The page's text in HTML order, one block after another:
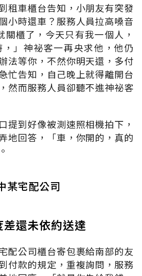
租車櫃台告知，小朋友有突發
小時還車？服務人員拉高嗓音
關櫃了，今天只有我一個人，
」神祕客一再央求他，他仍
法等你，不然你明天還，多付
忙告知，自己晚上就得離開台
然而服務人員卻聽不進神祕客
提到好像被測速照相機拍下，
地回答，「車，你開的，真的
某宅配公司
還未依約送達
配公司櫃台寄包裹給南部的友
付款的規定，重複詢問，服務